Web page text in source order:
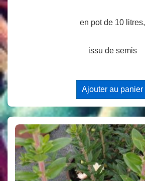
en pot de 10 litres,
issu de semis
Ajouter au panier